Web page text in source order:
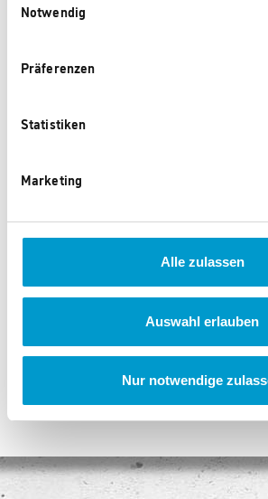
Notwendig
Präferenzen
Statistiken
Marketing
Alle zulassen
Auswahl erlauben
Nur notwendige
Dieses Produkt könnte
Chiemsee Rucksack
4.745 Punkte